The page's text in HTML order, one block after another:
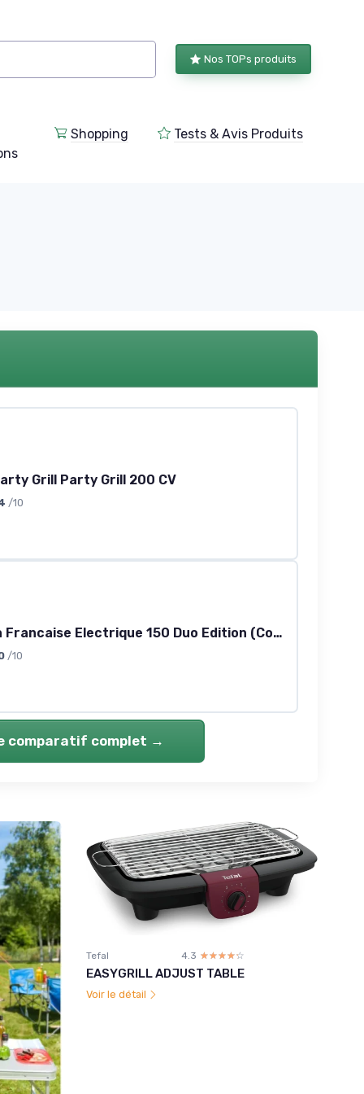
Nos TOPs produits
Shopping Tests & Avis Produits
Grill Party Grill 200 CV
/10
La Plancha Francaise Electrique 150 Duo Edition (Couvercle, Chariot, Porte Épices Et Rideau Inclus)
/10
comparatif complet →
Tefal 4.3 ☆☆☆☆☆
★★★★★
EASYGRILL ADJUST TABLE
Voir le détail